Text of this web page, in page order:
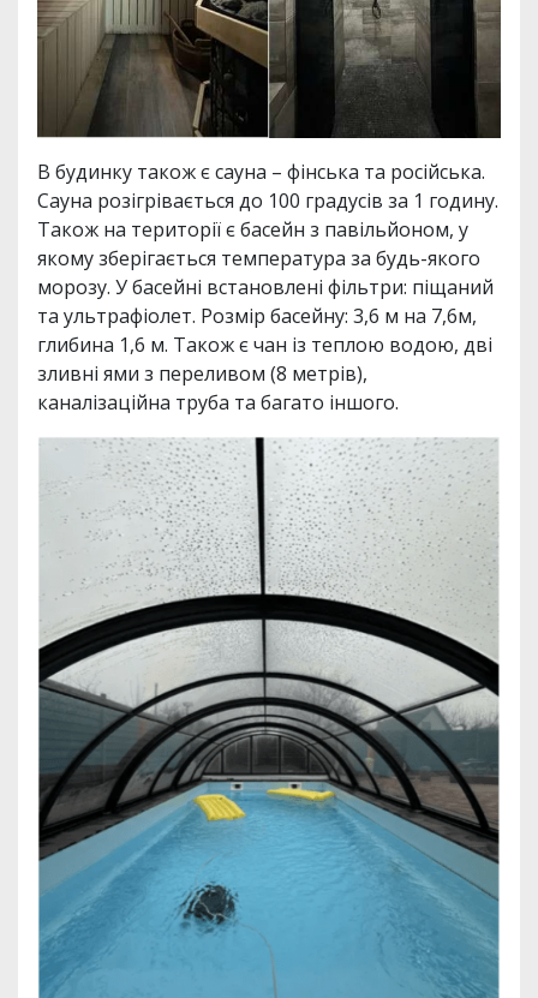
В будинку також є сауна – фінська та російська.
Сауна розігрівається до 100 градусів за 1 годину.
Також на території є басейн з павільйоном, у
якому зберігається температура за будь-якого
морозу. У басейні встановлені фільтри: піщаний
та ультрафіолет. Розмір басейну: 3,6 м на 7,6м,
глибина 1,6 м. Також є чан із теплою водою, дві
зливні ями з переливом (8 метрів),
каналізаційна труба та багато іншого.